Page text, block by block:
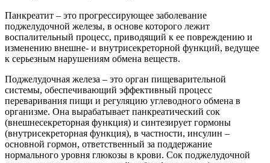
Панкреатит – это прогрессирующее заболевание
поджелудочной железы, в основе которого лежит
воспалительный процесс, приводящий к ее повреждению и
изменению внешне- и внутрисекреторной функций, ведущее
к серьезным нарушениям обмена веществ.
Поджелудочная железа – это орган пищеварительной
системы, обеспечивающий эффективный процесс
переваривания пищи и регуляцию углеводного обмена в
организме. Она вырабатывает панкреатический сок
(внешнесекреторная функция) и синтезирует гормоны
(внутрисекреторная функция), в частности, инсулин –
основной гормон, ответственный за поддержание
нормального уровня глюкозы в крови. Сок поджелудочной